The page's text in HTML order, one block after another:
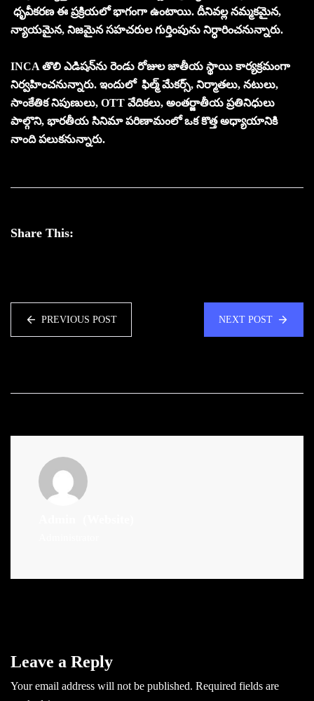
ధృవీకరణ ఈ ప్రక్రియలో భాగంగా ఉంటాయి. దీనివల్ల నమ్మకమైన,
న్యాయమైన, నిజమైన సహచరుల గుర్తింపును నిర్ధారించనున్నారు.
INCA తొలి ఎడిషన్‌ను రెండు రోజుల జాతీయ స్థాయి కార్యక్రమంగా
నిర్వహించనున్నారు. ఇందులో ఫిల్మ్ మేకర్స్, నిర్మాతలు, నటులు,
సాంకేతిక నిపుణులు, OTT వేదికలు, అంతర్జాతీయ ప్రతినిధులు
పాల్గొని, భారతీయ సినిమా పరిణామంలో ఒక కొత్త అధ్యాయానికి
నాంది పలుకనున్నారు.
Share This:
PREVIOUS POST NEXT POST
Leave a Reply
Your email address will not be published. Required fields are